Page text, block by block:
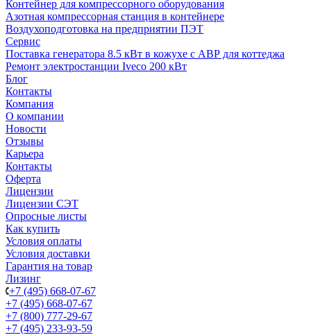
Контейнер для компрессорного оборудования
Азотная компрессорная станция в контейнере
Воздухоподготовка на предприятии ПЭТ
Сервис
Поставка генератора 8.5 кВт в кожухе с АВР для коттеджа
Ремонт электростанции Iveco 200 кВт
Блог
Контакты
Компания
О компании
Новости
Отзывы
Карьера
Контакты
Оферта
Лицензии
Лицензии СЭТ
Опросные листы
Как купить
Условия оплаты
Условия доставки
Гарантия на товар
Лизинг
+7 (495) 668-07-67
+7 (495) 668-07-67
+7 (800) 777-29-67
+7 (495) 233-93-59